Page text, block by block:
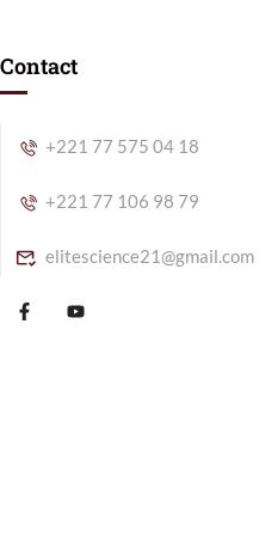
Contact
+221 77 575 04 18
+221 77 106 98 79
elitescience21@gmail.com